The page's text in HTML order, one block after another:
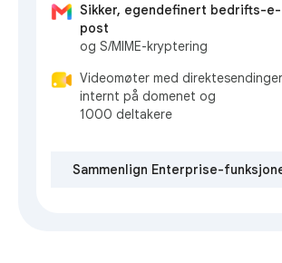
Sikker, egendefinert bedrifts-e-
post
og S/MIME-kryptering
Videomøter med direktesendinger
internt på domenet og
1000 deltakere
Sammenlign Enterprise-